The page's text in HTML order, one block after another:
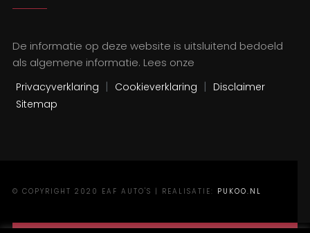
De informatie op deze website is uitsluitend bedoeld
als algemene informatie. Lees onze
Privacyverklaring | Cookieverklaring | Disclaimer
Sitemap
© COPYRIGHT 2020 EAF AUTO'S | REALISATIE: PUKOO.NL